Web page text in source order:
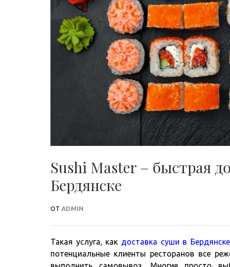
Sushi Master – быстрая
Бердянске
ОТ ADMIN
Такая услуга, как доставка суши в Бердянске
потенциальные клиенты ресторанов все